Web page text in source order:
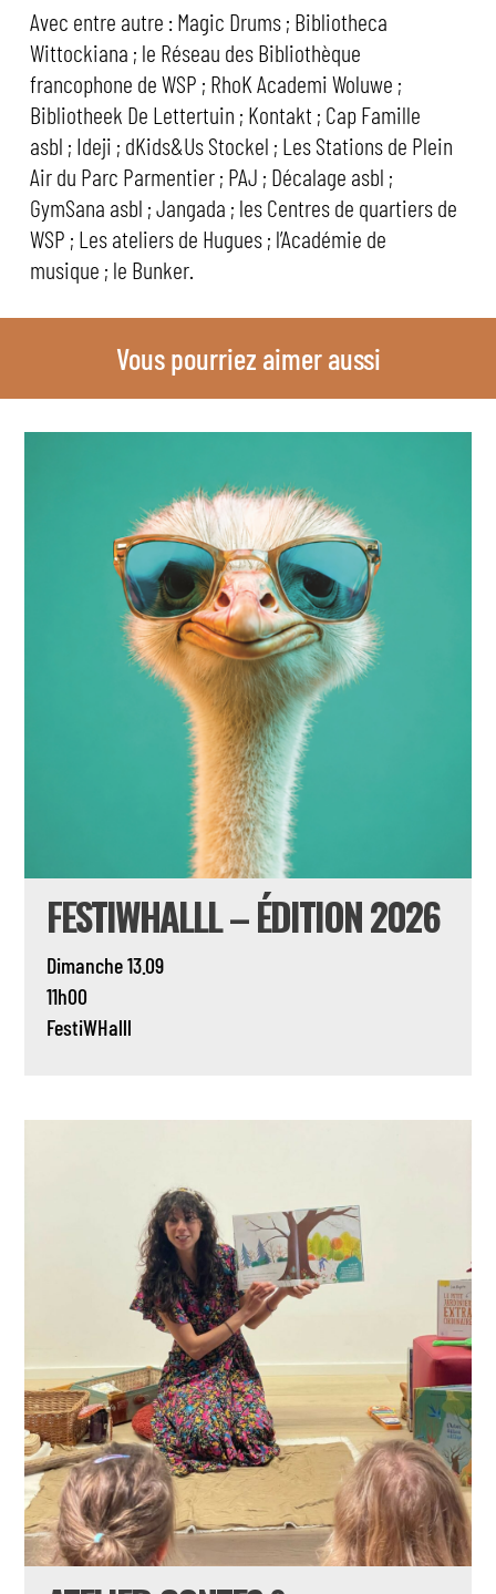
Avec entre autre : Magic Drums ; Bibliotheca
Wittockiana ; le Réseau des Bibliothèque
francophone de WSP ; RhoK Academi Woluwe ;
Bibliotheek De Lettertuin ; Kontakt ; Cap Famille
asbl ; Ideji ; dKids&Us Stockel ; Les Stations de Plein
Air du Parc Parmentier ; PAJ ; Décalage asbl ;
GymSana asbl ; Jangada ; les Centres de quartiers de
WSP ; Les ateliers de Hugues ; l’Académie de
musique ; le Bunker.
Vous pourriez aimer aussi
FESTIWHALLL – ÉDITION 2026
Dimanche 13.09
11h00
FestiWHalll